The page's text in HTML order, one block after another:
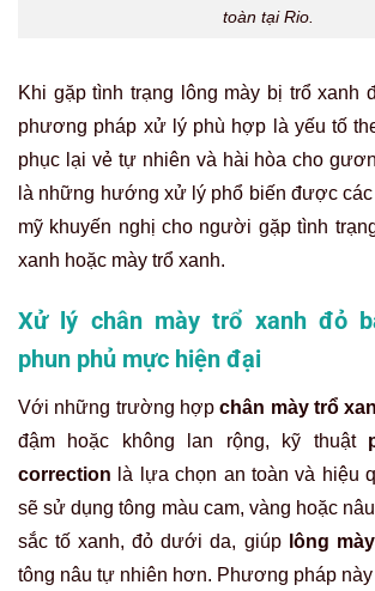
toàn tại Rio.
Khi gặp tình trạng lông mày bị trổ xanh
phương pháp xử lý phù hợp là yếu tố
phục lại vẻ tự nhiên và hài hòa cho
là những hướng xử lý phổ biến được
mỹ khuyến nghị cho người gặp tình
xanh hoặc mày trổ xanh.
Xử lý chân mày trổ xanh đỏ
phun phủ mực hiện đại
Với những trường hợpchân mày trổ
đậm hoặc không lan rộng, kỹ thuật
correction là lựa chọn an toàn và hiệu
sẽ sử dụng tông màu cam, vàng hoặc
sắc tố xanh, đỏ dưới da, giúp lông
tông nâu tự nhiên hơn. Phương pháp